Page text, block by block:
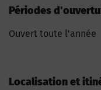
Périodes
Ouvert toute l'année
Localisation et